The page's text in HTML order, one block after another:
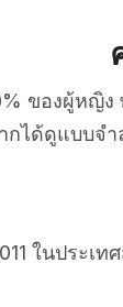
ของผู้หญิง
กได้ดูแบบจำ
ในประเท